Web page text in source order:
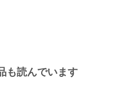
も読んでいます